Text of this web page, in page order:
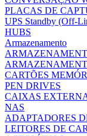
PLACAS DE
UPS Standby (Off-
HUBS
Armazenamento
CARTÕES
PEN DRIVES
CAIXAS
NAS
ADAPTADORES
LEITORES DE